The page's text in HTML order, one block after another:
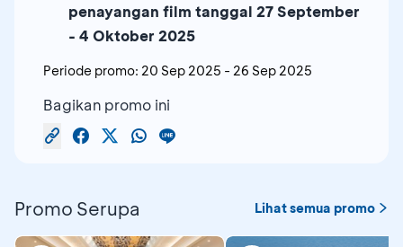
penayangan film tanggal 27 September
- 4 Oktober 2025
Periode promo: 20 Sep 2025 - 26 Sep 2025
Bagikan promo ini
Promo Serupa Lihat semua promo